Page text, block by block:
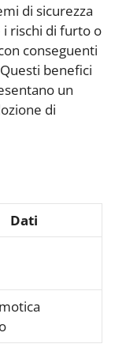
di sicurezza
rischi di furto o
conseguenti
benefici
un
di
Dati